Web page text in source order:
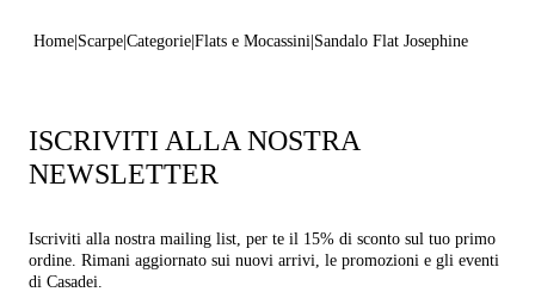
Home Scarpe Categorie Flats e Mocassini Sandalo Flat Josephine
ISCRIVITI ALLA NOSTRA
NEWSLETTER
Iscriviti alla nostra mailing list, per te il 15% di sconto sul tuo primo
ordine. Rimani aggiornato sui nuovi arrivi, le promozioni e gli eventi
di Casadei.